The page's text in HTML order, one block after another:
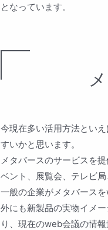
となっています。
今現在多い活用方法とい
すいかと思います。
メタバースのサービスを
ベント、展覧会、テレビ
一般の企業がメタバース
外にも新製品の実物イメ
り、現在のweb会議の情